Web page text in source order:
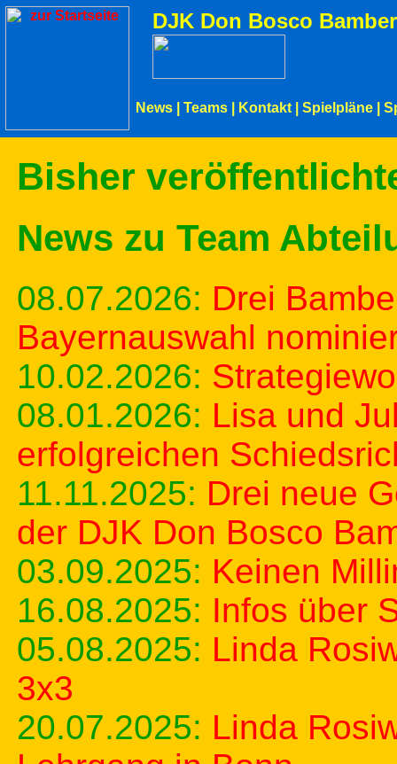
DJK Don Bosco
News Teams Kontakt Spielpläne
Bisher
News zu Team
08.07.2026: Drei
Bayernauswahl
10.02.2026:
08.01.2026: Lisa und
erfolgreichen
11.11.2025: Drei neue
der DJK Don Bosco
03.09.2025: Keinen
16.08.2025: Infos über
05.08.2025: Linda
3x3
20.07.2025: Linda